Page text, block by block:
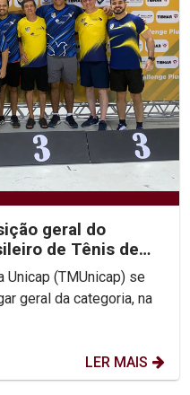
geral do
de Tênis de
Unicap (TMUnicap) se
geral da categoria, na
LER MAIS